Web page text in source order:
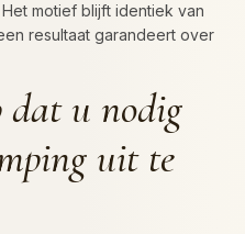
motief blijft identiek van
resultaat garandeert over
dat u nodig
uit te